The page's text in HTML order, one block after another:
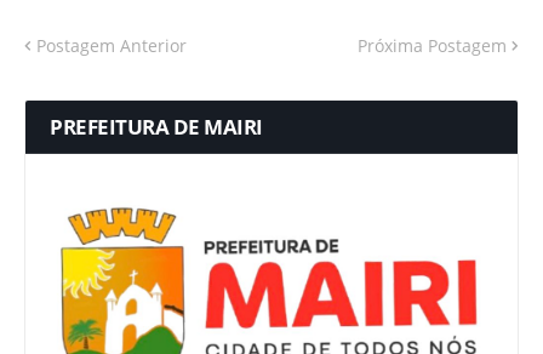
Postagem Anterior Próxima Postagem
PREFEITURA DE MAIRI